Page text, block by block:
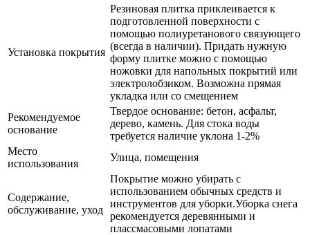
Установка покрытия
Резиновая плитка приклеивается к
подготовленной поверхности с
помощью полиуретанового связующего
(всегда в наличии). Придать нужную
форму плитке можно с помощью
ножовки для напольных покрытий или
электролобзиком. Возможна прямая
укладка или со смещением
Рекомендуемое
основание
Твердое основание: бетон, асфальт,
дерево, камень. Для стока воды
требуется наличие уклона 1-2%
Место
использования
Улица, помещения
Содержание,
обслуживание, уход
Покрытие можно убирать с
использованием обычных средств и
инструментов для уборки.Уборка снега
рекомендуется деревянными и
плассмасовыми лопатами